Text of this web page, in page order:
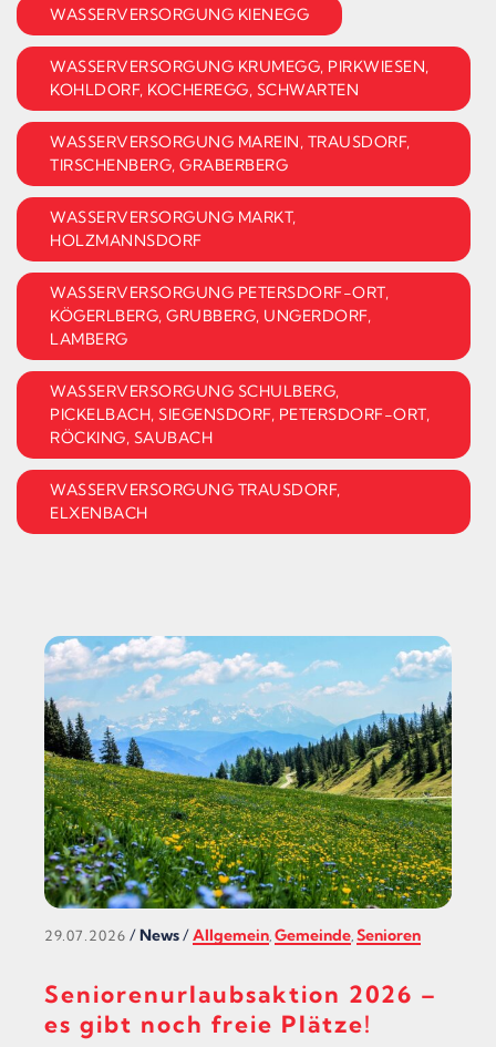
WASSERVERSORGUNG KIENEGG
WASSERVERSORGUNG KRUMEGG, PIRKWIESEN,
KOHLDORF, KOCHEREGG, SCHWARTEN
WASSERVERSORGUNG MAREIN, TRAUSDORF,
TIRSCHENBERG, GRABERBERG
WASSERVERSORGUNG MARKT,
HOLZMANNSDORF
WASSERVERSORGUNG PETERSDORF-ORT,
KÖGERLBERG, GRUBBERG, UNGERDORF,
LAMBERG
WASSERVERSORGUNG SCHULBERG,
PICKELBACH, SIEGENSDORF, PETERSDORF-ORT,
RÖCKING, SAUBACH
WASSERVERSORGUNG TRAUSDORF,
ELXENBACH
29.07.2026 /News/Allgemein, Gemeinde, Senioren
Seniorenurlaubsaktion 2026 –
es gibt noch freie Plätze!